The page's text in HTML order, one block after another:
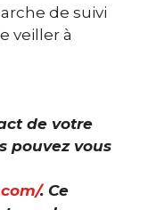
de suivi
veiller à
de votre
pouvez vous
.Ce